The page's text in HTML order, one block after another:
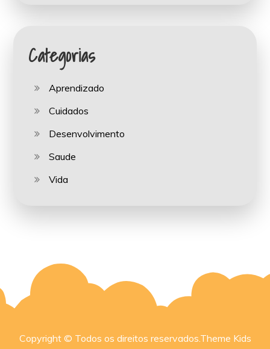
Categorias
Aprendizado
Cuidados
Desenvolvimento
Saude
Vida
Copyright © Todos os direitos reservados.Theme Kids